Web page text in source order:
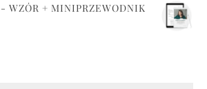
WZÓR + MINIPRZEWODNIK